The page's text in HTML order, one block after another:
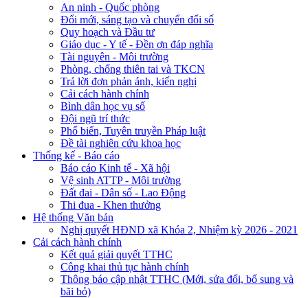
An ninh - Quốc phòng
Đổi mới, sáng tạo và chuyển đổi số
Quy hoạch và Đầu tư
Giáo dục - Y tế - Đền ơn đáp nghĩa
Tài nguyên - Môi trường
Phòng, chống thiên tai và TKCN
Trả lời đơn phản ánh, kiến nghị
Cải cách hành chính
Bình dân học vụ số
Đội ngũ trí thức
Phổ biến, Tuyên truyền Pháp luật
Đề tài nghiên cứu khoa học
Thống kế - Báo cáo
Báo cáo Kinh tế - Xã hội
Vệ sinh ATTP - Môi trường
Đất đai - Dân số - Lao Động
Thi đua - Khen thưởng
Hệ thống Văn bản
Nghị quyết HĐND xã Khóa 2, Nhiệm kỳ 2026 - 2021
Cải cách hành chính
Kết quả giải quyết TTHC
Công khai thủ tục hành chính
Thông báo cập nhật TTHC (Mới, sửa đổi, bổ sung và
bãi bỏ)